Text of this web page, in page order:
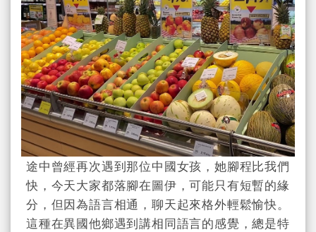
途中曾經再次遇到那位中國女孩，她腳程比我們
快，今天大家都落腳在圖伊，可能只有短暫的緣
分，但因為語言相通，聊天起來格外輕鬆愉快。
這種在異國他鄉遇到講相同語言的感覺，總是特